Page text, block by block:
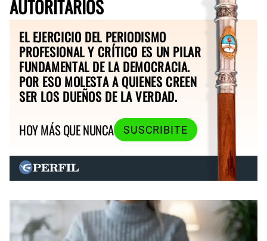
AUTORITARIOS
EL EJERCICIO DEL PERIODISMO
PROFESIONAL Y CRÍTICO ES UN PILAR
FUNDAMENTAL DE LA DEMOCRACIA.
POR ESO MOLESTA A QUIENES CREEN
SER LOS DUEÑOS DE LA VERDAD.
HOY MÁS QUE NUNCA
SUSCRIBITE